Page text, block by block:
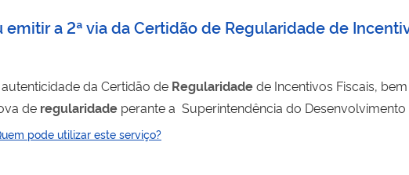
a 2ª via da Certidão de Regularidade de
da Certidão de Regularidadede Incentivos Fiscais,
prova de regularidade perante a Superintendência do Desenvolvimento do Nordeste -
ao incentivo fiscal de isenção e/ou redução de 75% do imposto de
desta Autarquia.
pode utilizar este serviço?